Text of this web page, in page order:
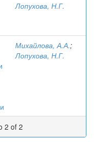
Лопухова, Н.Г.
Михайлова, А.А.;
Лопухова, Н.Г.
2 of 2